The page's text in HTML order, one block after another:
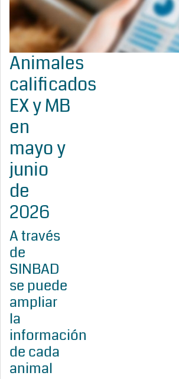
Animales
calificados
EX y MB
en
mayo y
junio
de
2026
A través
de
SINBAD
se puede
ampliar
la
información
de cada
animal